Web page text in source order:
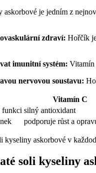
askorbové je jedním z
zdraví: Hořčík
imunitní systém: Vitamín
nervovou soustavu:
Vitamín C
funkci silný antioxidant
podporuje růst a
soli kyseliny